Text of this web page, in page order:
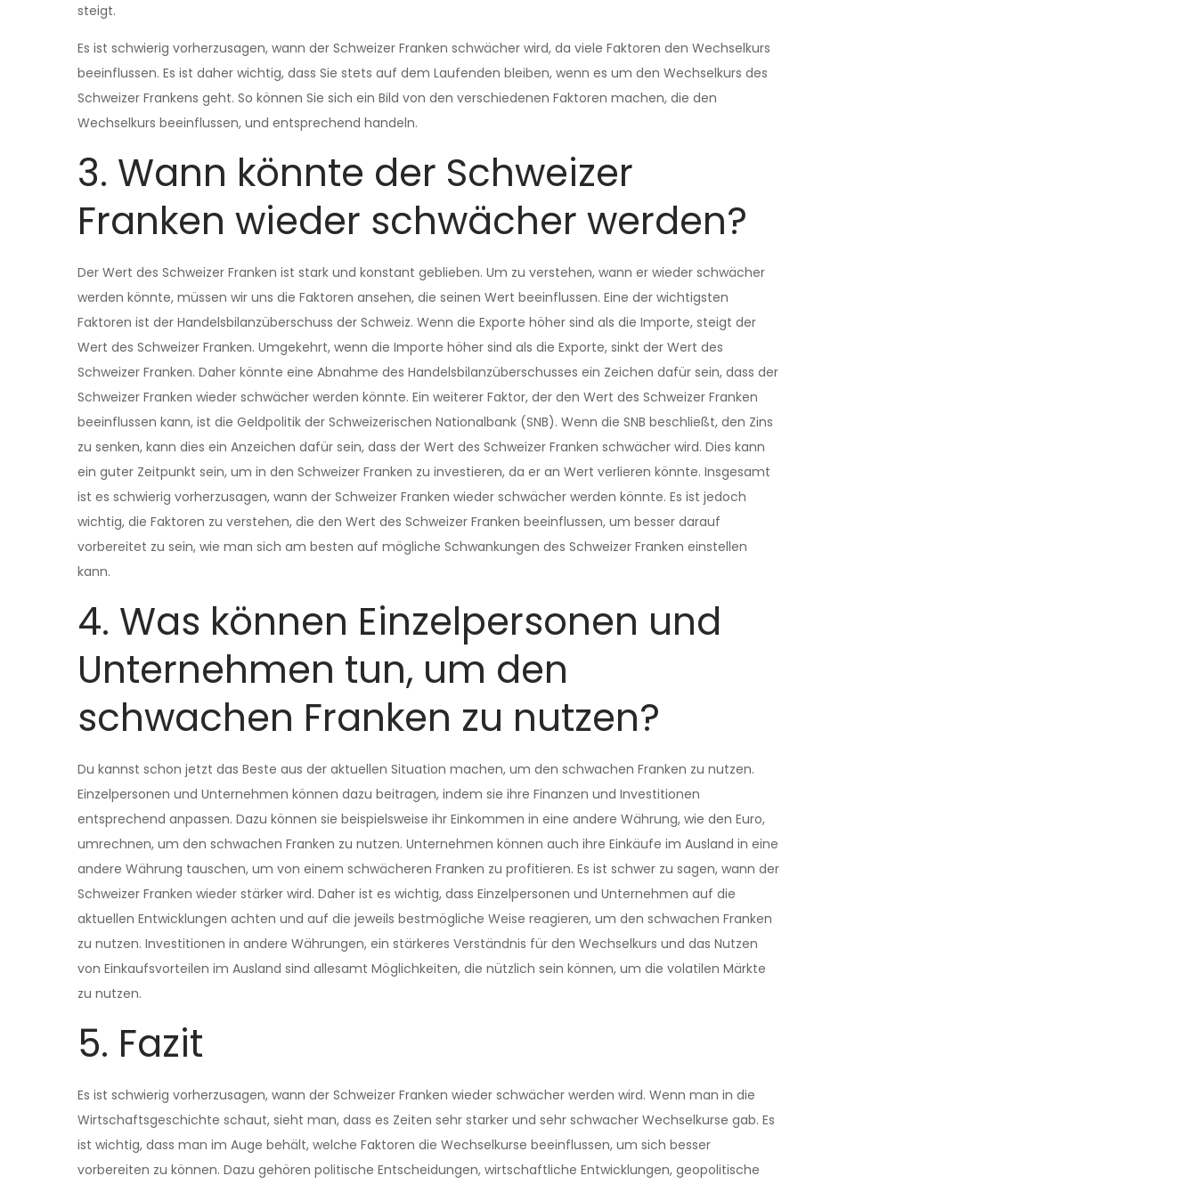
steigt.
Es ist schwierig vorherzusagen, wann der Schweizer Franken schwächer wird, da viele Faktoren den Wechselkurs
beeinflussen. Es ist daher wichtig, dass Sie stets auf dem Laufenden bleiben, wenn es um den Wechselkurs des
Schweizer Frankens geht. So können Sie sich ein Bild von den verschiedenen Faktoren machen, die den
Wechselkurs beeinflussen, und entsprechend handeln.
3. Wann könnte der Schweizer
Franken wieder schwächer werden?
Der Wert des Schweizer Franken ist stark und konstant geblieben. Um zu verstehen, wann er wieder schwächer
werden könnte, müssen wir uns die Faktoren ansehen, die seinen Wert beeinflussen. Eine der wichtigsten
Faktoren ist der Handelsbilanzüberschuss der Schweiz. Wenn die Exporte höher sind als die Importe, steigt der
Wert des Schweizer Franken. Umgekehrt, wenn die Importe höher sind als die Exporte, sinkt der Wert des
Schweizer Franken. Daher könnte eine Abnahme des Handelsbilanzüberschusses ein Zeichen dafür sein, dass der
Schweizer Franken wieder schwächer werden könnte. Ein weiterer Faktor, der den Wert des Schweizer Franken
beeinflussen kann, ist die Geldpolitik der Schweizerischen Nationalbank (SNB). Wenn die SNB beschließt, den Zins
zu senken, kann dies ein Anzeichen dafür sein, dass der Wert des Schweizer Franken schwächer wird. Dies kann
ein guter Zeitpunkt sein, um in den Schweizer Franken zu investieren, da er an Wert verlieren könnte. Insgesamt
ist es schwierig vorherzusagen, wann der Schweizer Franken wieder schwächer werden könnte. Es ist jedoch
wichtig, die Faktoren zu verstehen, die den Wert des Schweizer Franken beeinflussen, um besser darauf
vorbereitet zu sein, wie man sich am besten auf mögliche Schwankungen des Schweizer Franken einstellen
kann.
4. Was können Einzelpersonen und
Unternehmen tun, um den
schwachen Franken zu nutzen?
Du kannst schon jetzt das Beste aus der aktuellen Situation machen, um den schwachen Franken zu nutzen.
Einzelpersonen und Unternehmen können dazu beitragen, indem sie ihre Finanzen und Investitionen
entsprechend anpassen. Dazu können sie beispielsweise ihr Einkommen in eine andere Währung, wie den Euro,
umrechnen, um den schwachen Franken zu nutzen. Unternehmen können auch ihre Einkäufe im Ausland in eine
andere Währung tauschen, um von einem schwächeren Franken zu profitieren. Es ist schwer zu sagen, wann der
Schweizer Franken wieder stärker wird. Daher ist es wichtig, dass Einzelpersonen und Unternehmen auf die
aktuellen Entwicklungen achten und auf die jeweils bestmögliche Weise reagieren, um den schwachen Franken
zu nutzen. Investitionen in andere Währungen, ein stärkeres Verständnis für den Wechselkurs und das Nutzen
von Einkaufsvorteilen im Ausland sind allesamt Möglichkeiten, die nützlich sein können, um die volatilen Märkte
zu nutzen.
5. Fazit
Es ist schwierig vorherzusagen, wann der Schweizer Franken wieder schwächer werden wird. Wenn man in die
Wirtschaftsgeschichte schaut, sieht man, dass es Zeiten sehr starker und sehr schwacher Wechselkurse gab. Es
ist wichtig, dass man im Auge behält, welche Faktoren die Wechselkurse beeinflussen, um sich besser
vorbereiten zu können. Dazu gehören politische Entscheidungen, wirtschaftliche Entwicklungen, geopolitische